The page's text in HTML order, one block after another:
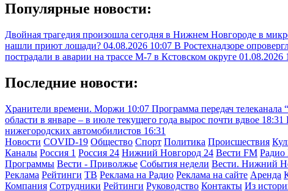
Популярные новости:
Двойная трагедия произошла сегодня в Нижнем Новгороде в
нашли приют лошади? 04.08.2026 10:07 В Ростехнадзоре
пострадали в аварии на трассе М-7 в Кстовском округе 01.08.2026
Последние новости:
Хранители времени. Моржи 10:07 Программа передач
области в январе – в июле текущего года вырос почти вдвое 18:31
нижегородских автомобилистов 16:31
Новости COVID-19 Общество Спорт Политика Происшествия
Каналы Россия 1 Россия 24 Нижний Новгород 24 Вести FM Радио
Программы Вести - Приволжье События недели Вести. Нижний
Реклама Рейтинги ТВ Реклама на Радио Реклама на сайте Аренда
Компания Сотрудники Рейтинги Руководство Контакты Из